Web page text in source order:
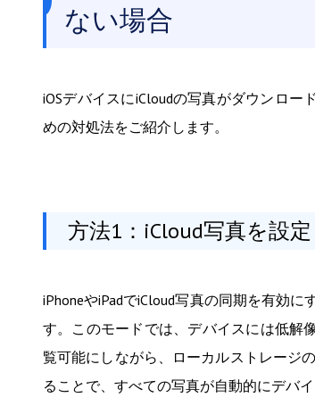
ない場合
iOSデバイスにiCloudの写真がダウンロ
めの対処法をご紹介します。
方法1：iCloud写真を設定
iPhoneやiPadでiCloud写真の同期を有効
す。このモードでは、デバイスには低解
覧可能にしながら、ローカルストレージ
ることで、すべての写真が自動的にデバ